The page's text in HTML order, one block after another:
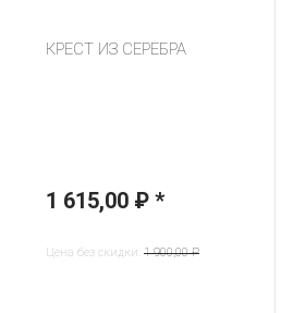
КРЕСТ ИЗ СЕРЕБРА
1 615,00 ₽*
Цена без скидки: 1 900,00 ₽